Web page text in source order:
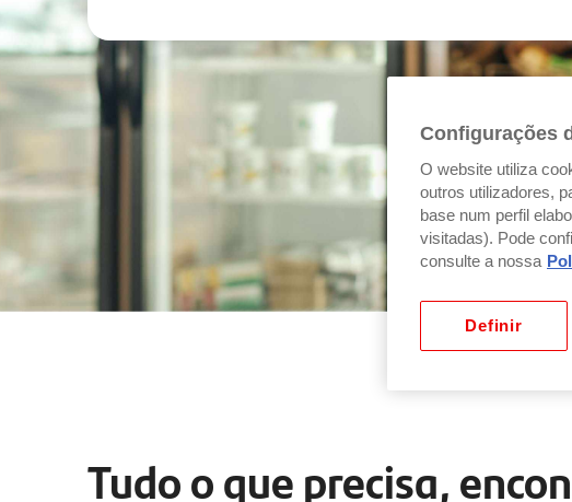
Tudo o que precisa,
Configurações
O website utiliza
outros utilizadores,
base num perfil
visitadas). Pode
consulte a nossa
Definir